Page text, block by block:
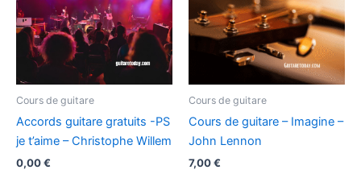
Cours de guitare
Accords guitare gratuits -PS
je t’aime – Christophe Willem
0,00€
Cours de guitare
Cours de guitare – Imagine –
John Lennon
7,00€